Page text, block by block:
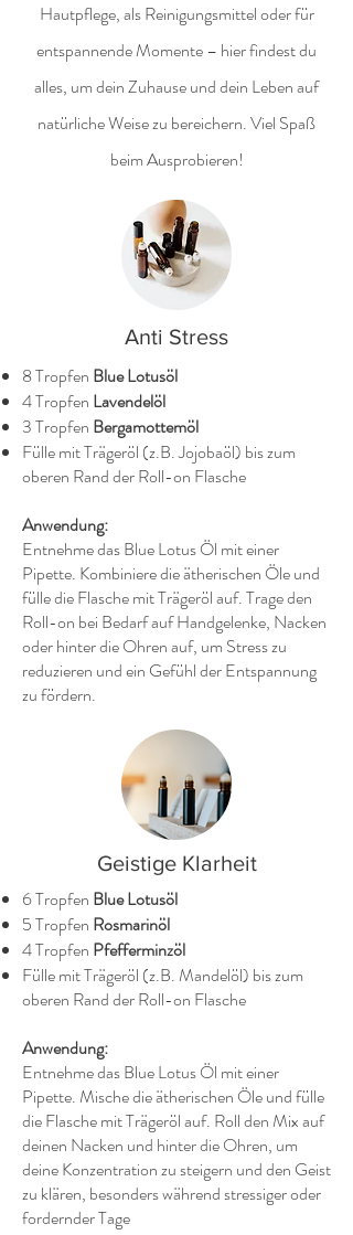
Hautpflege, als Reinigungsmittel oder für
entspannende Momente – hier findest du
alles, um dein Zuhause und dein Leben auf
natürliche Weise zu bereichern. Viel Spaß
beim Ausprobieren!
Anti Stress
8 Tropfen Blue Lotusöl
4 Tropfen Lavendelöl
3 Tropfen Bergamottemöl
Fülle mit Trägeröl (z.B. Jojobaöl) bis zum
oberen Rand der Roll-on Flasche
Anwendung:
Entnehme das Blue Lotus Öl mit einer
Pipette. Kombiniere die ätherischen Öle und
fülle die Flasche mit Trägeröl auf. Trage den
Roll-on bei Bedarf auf Handgelenke, Nacken
oder hinter die Ohren auf, um Stress zu
reduzieren und ein Gefühl der Entspannung
zu fördern.
Geistige Klarheit
6 Tropfen Blue Lotusöl
5 Tropfen Rosmarinöl
4 Tropfen Pfefferminzöl
Fülle mit Trägeröl (z.B. Mandelöl) bis zum
oberen Rand der Roll-on Flasche
Anwendung:
Entnehme das Blue Lotus Öl mit einer
Pipette. Mische die ätherischen Öle und fülle
die Flasche mit Trägeröl auf. Roll den Mix auf
deinen Nacken und hinter die Ohren, um
deine Konzentration zu steigern und den Geist
zu klären, besonders während stressiger oder
fordernder Tage